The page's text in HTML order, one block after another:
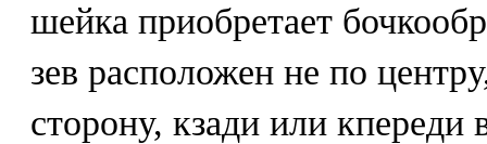
шейка приобретает
зев расположен не по
сторону, кзади или кпереди